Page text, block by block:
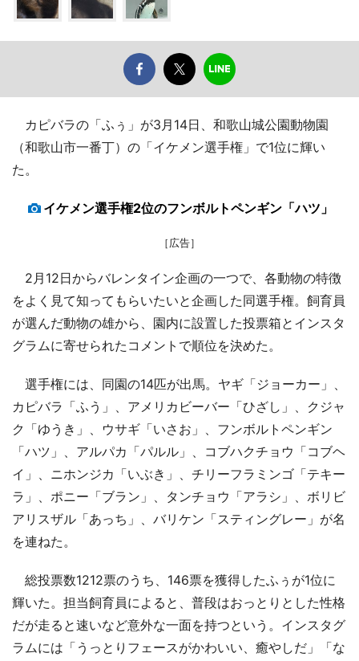
カピバラの「ふぅ」が3月14日、和歌山城公園動物園
（和歌山市一番丁）の「イケメン選手権」で1位に輝い
た。
イケメン選手権2位のフンボルトペンギン「ハツ」
［広告］
2月12日からバレンタイン企画の一つで、各動物の特徴
をよく見て知ってもらいたいと企画した同選手権。飼育員
が選んだ動物の雄から、園内に設置した投票箱とインスタ
グラムに寄せられたコメントで順位を決めた。
選手権には、同園の14匹が出馬。ヤギ「ジョーカー」、
カピバラ「ふう」、アメリカビーバー「ひざし」、クジャ
ク「ゆうき」、ウサギ「いさお」、フンボルトペンギン
「ハツ」、アルパカ「パルル」、コブハクチョウ「コブヘ
イ」、ニホンジカ「いぶき」、チリーフラミンゴ「テキー
ラ」、ポニー「ブラン」、タンチョウ「アラシ」、ボリビ
アリスザル「あっち」、バリケン「スティングレー」が名
を連ねた。
総投票数1212票のうち、146票を獲得したふぅが1位に
輝いた。担当飼育員によると、普段はおっとりとした性格
だが走ると速いなど意外な一面を持つという。インスタグ
ラムには「うっとりフェースがかわいい、癒やしだ」「な